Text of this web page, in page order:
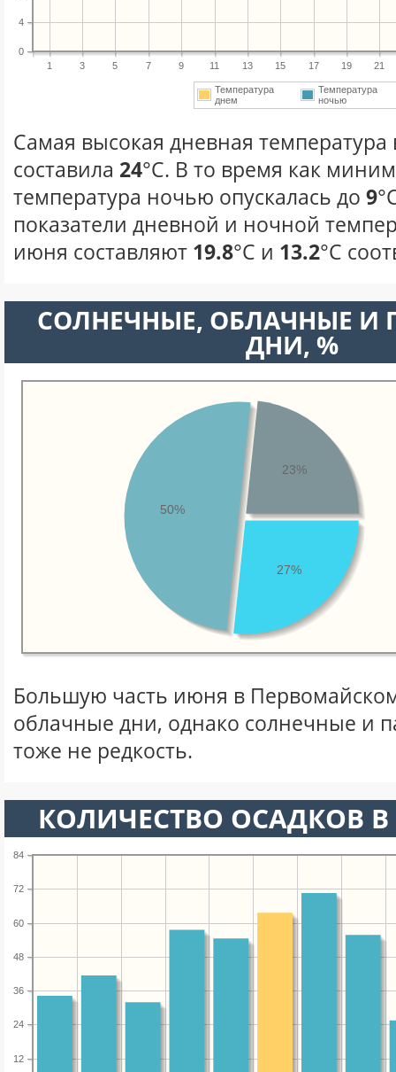
1 3 5 7 9 11 13 15 17 19 21
0
4
Температура
днем
Температура
ночью
Самая высокая дневная
составила 24°С. В то время как
температура ночью опускалась до 9
показатели дневной и ночной
июня составляют 19.8°С и 13.2°С
CОЛНЕЧНЫЕ, ОБЛАЧНЫЕ И
ДНИ, %
27%
50%
23%
Большую часть июня в
облачные дни, однако солнечные и
тоже не редкость.
КОЛИЧЕСТВО ОСАДКОВ
12
24
36
48
60
72
84